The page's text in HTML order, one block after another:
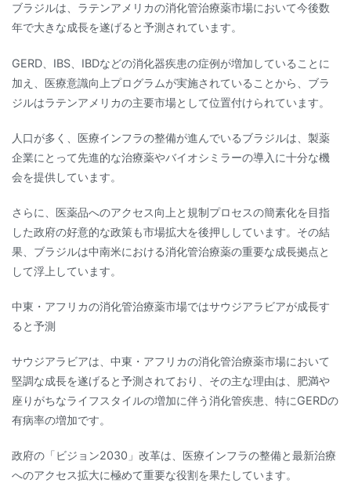
ブラジルは、ラテンアメリカの消化管治療薬市場において今後数
年で大きな成長を遂げると予測されています。
GERD、IBS、IBDなどの消化器疾患の症例が増加していることに
加え、医療意識向上プログラムが実施されていることから、ブラ
ジルはラテンアメリカの主要市場として位置付けられています。
人口が多く、医療インフラの整備が進んでいるブラジルは、製薬
企業にとって先進的な治療薬やバイオシミラーの導入に十分な機
会を提供しています。
さらに、医薬品へのアクセス向上と規制プロセスの簡素化を目指
した政府の好意的な政策も市場拡大を後押ししています。その結
果、ブラジルは中南米における消化管治療薬の重要な成長拠点と
して浮上しています。
中東・アフリカの消化管治療薬市場ではサウジアラビアが成長す
ると予測
サウジアラビアは、中東・アフリカの消化管治療薬市場において
堅調な成長を遂げると予測されており、その主な理由は、肥満や
座りがちなライフスタイルの増加に伴う消化管疾患、特にGERDの
有病率の増加です。
政府の「ビジョン2030」改革は、医療インフラの整備と最新治療
へのアクセス拡大に極めて重要な役割を果たしています。